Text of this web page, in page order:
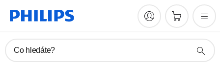
Co hledáte?
Vyhledávač služeb